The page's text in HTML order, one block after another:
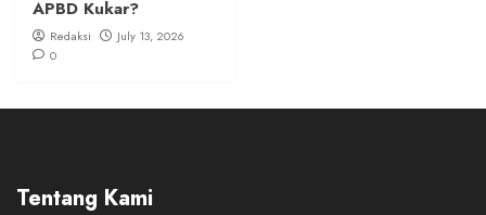
APBD Kukar?
Redaksi
July 13, 2026
0
Tentang Kami